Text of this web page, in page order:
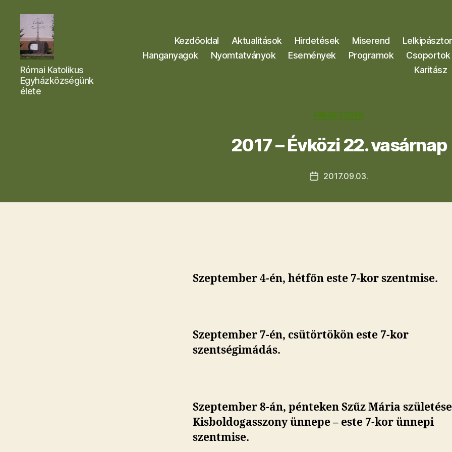
Letkési
Egyházközség
Római Katolikus
Egyházközségünk
élete
Kezdőoldal Aktualitások Hirdetések Miserend
Hanganyagok
Nyomtatványok Események Programok
Csoportok
Karitász
Kategóriák
HIRDETÉSEK
2017 – Évközi 22. vasárnap
Bejegyzés
2017.09.03.
Szeptember 4-én, hétfőn este 7-kor szentmise.
Szeptember 7-én, csütörtökön este 7-kor
szentségimádás.
Szeptember 8-án, pénteken Szűz Mária
Kisboldogasszony ünnepe – este 7-kor ünnepi
szentmise.